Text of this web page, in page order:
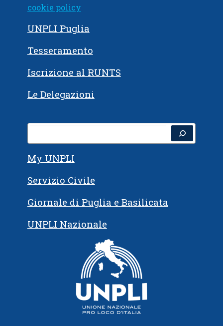
cookie policy
UNPLI Puglia
Tesseramento
Iscrizione al RUNTS
Le Delegazioni
My UNPLI
Servizio Civile
Giornale di Puglia e Basilicata
UNPLI Nazionale